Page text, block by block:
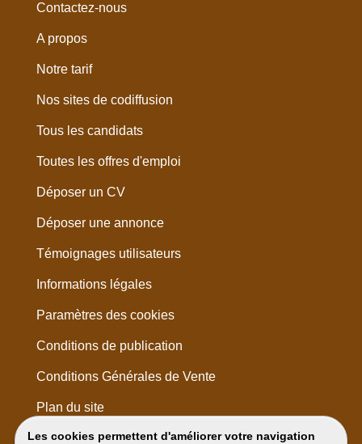
Les cookies permettent d'améliorer votre navigation
Contactez-nous
A propos
Notre tarif
Nos sites de codiffusion
Tous les candidats
Toutes les offres d'emploi
Déposer un CV
Déposer une annonce
Témoignages utilisateurs
Informations légales
Paramètres des cookies
Conditions de publication
Conditions Générales de Vente
Plan du site